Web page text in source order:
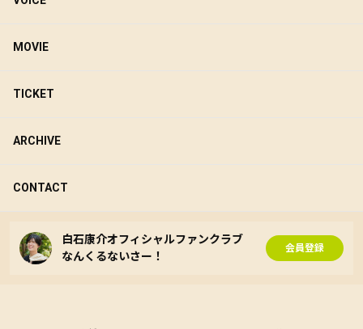
MOVIE
TICKET
ARCHIVE
CONTACT
白石康介オフィシャルファンクラブ
なんくるないさー！
会員登録